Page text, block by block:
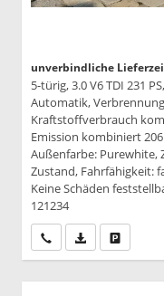
unverbindliche
5-türig, 3.0 V6 TDI 231
Automatik,
Kraftstoffverbrauch
Emission kombiniert
Außenfarbe: Purewhite,
Zustand, Fahrfähigkeit:
Keine Schäden
121234
Wir rufen Sie an
PDF-Datei,